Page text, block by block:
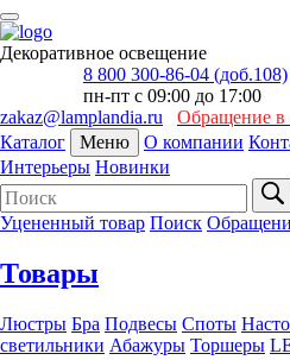
Декоративное освещение
8 800 300-86-04 (доб.108)
пн-пт с 09:00 до 17:00
zakaz@lamplandia.ru
Обращение в
Каталог
Меню О компании
Интерьеры Новинки
Уцененный товар Поиск
Товары
Люстры Бра Подвесы Споты
светильники Абажуры Торшеры